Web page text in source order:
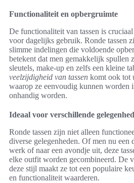
Functionaliteit en opbergruimte
De functionaliteit van tassen is
voor dagelijks gebruik. Ronde tassen
slimme indelingen die voldoende
betekent dat men gemakkelijk spullen
sleutels, make-up en zelfs een kleine
veelzijdigheid van tassen komt ook tot
waarop ze eenvoudig kunnen worden
onhandig worden.
Ideaal voor verschillende
Ronde tassen zijn niet alleen
diverse gelegenheden. Of men nu een
werk of naar een avondje uit, deze
elke outfit worden gecombineerd. De
deze stijl maakt ze tot een populaire
en functionaliteit waarderen.